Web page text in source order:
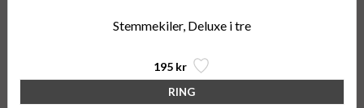
Stemmekiler, Deluxe i tre
195 kr